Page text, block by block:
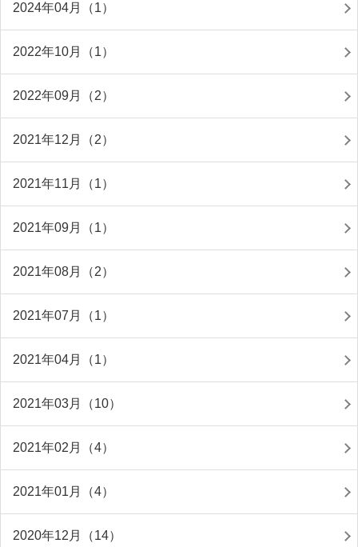
2024年04月（1）
2022年10月（1）
2022年09月（2）
2021年12月（2）
2021年11月（1）
2021年09月（1）
2021年08月（2）
2021年07月（1）
2021年04月（1）
2021年03月（10）
2021年02月（4）
2021年01月（4）
2020年12月（14）